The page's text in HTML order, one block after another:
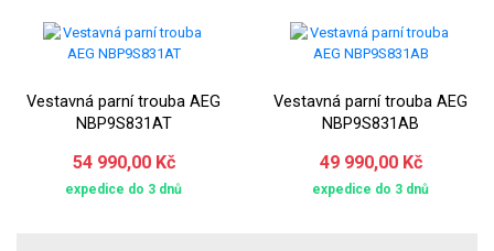
Vestavná parní trouba AEG
NBP9S831AT
54 990,00 Kč
expedice do 3 dnů
Vestavná parní trouba AEG
NBP9S831AB
49 990,00 Kč
expedice do 3 dnů